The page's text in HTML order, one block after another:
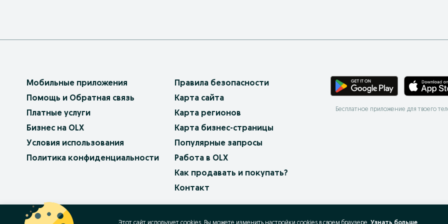
Мобильные приложения
Помощь и Обратная связь
Платные услуги
Бизнес на OLX
Условия использования
Политика конфиденциальности
Правила безопасности
Карта сайта
Карта регионов
Карта бизнес-страницы
Популярные запросы
Работа в OLX
Как продавать и покупать?
Контакт
Бесплатное приложение для твоего
OLX.bg